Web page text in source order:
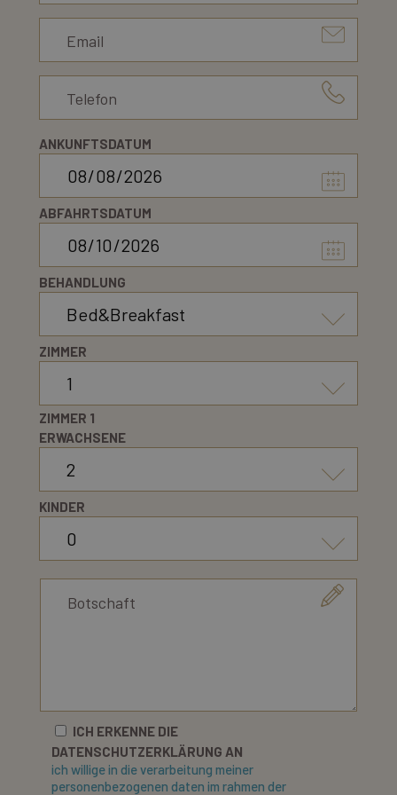
ANKUNFTSDATUM
ABFAHRTSDATUM
BEHANDLUNG
ZIMMER
ZIMMER 1
ERWACHSENE
KINDER
ICH ERKENNE DIE
DATENSCHUTZERKLÄRUNG AN
ich willige in die verarbeitung meiner
personenbezogenen daten im rahmen der
Wo wir sind
Kostenvoranschlag anfordern